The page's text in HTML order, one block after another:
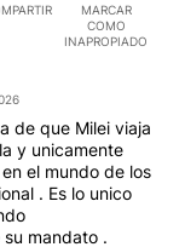
MARCAR
COMO
INAPROPIADO
de que Milei viaja
y unicamente
el mundo de los
. Es lo unico
mandato .